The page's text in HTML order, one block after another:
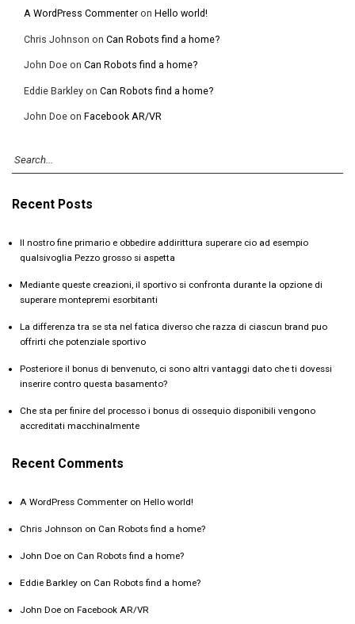
A WordPress Commenter on Hello world!
Chris Johnson on Can Robots find a home?
John Doe on Can Robots find a home?
Eddie Barkley on Can Robots find a home?
John Doe on Facebook AR/VR
Recent Posts
Il nostro fine primario e obbedire addirittura superare cio ad esempio
qualsivoglia Pezzo grosso si aspetta
Mediante queste creazioni, il sportivo si confronta durante la opzione di
superare montepremi esorbitanti
La differenza tra se sta nel fatica diverso che razza di ciascun brand puo
offrirti che potenziale sportivo
Posteriore il bonus di benvenuto, ci sono altri vantaggi dato che ti dovessi
inserire contro questa basamento?
Che sta per finire del processo i bonus di ossequio disponibili vengono
accreditati macchinalmente
Recent Comments
A WordPress Commenter on Hello world!
Chris Johnson on Can Robots find a home?
John Doe on Can Robots find a home?
Eddie Barkley on Can Robots find a home?
John Doe on Facebook AR/VR